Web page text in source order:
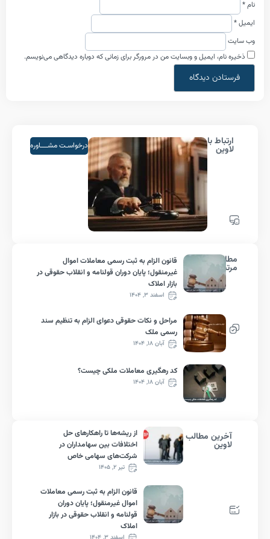
ایمیل و وبسایت من در مرورگر برای زمانی که دوباره دیدگاهی می‌نویسم.
درخواسـت مشــــاوره
قانون الزام به ثبت رسمی معاملات اموال
غیرمنقول؛ پایان دوران قولنامه و انقلاب حقوقی در
بازار املاک
اسفند ۳, ۱۴۰۴
مراحل و نکات حقوقی دعوای الزام به تنظیم سند
رسمی ملک
آبان ۱۸, ۱۴۰۴
کد رهگیری معاملات ملکی چیست؟
آبان ۱۸, ۱۴۰۴
مطالب
از ریشه‌ها تا راهکارهای حل
اختلافات بین سهامداران در
شرکت‌های سهامی خاص
تیر ۲, ۱۴۰۵
قانون الزام به ثبت رسمی معاملات
اموال غیرمنقول؛ پایان دوران
قولنامه و انقلاب حقوقی در بازار
املاک